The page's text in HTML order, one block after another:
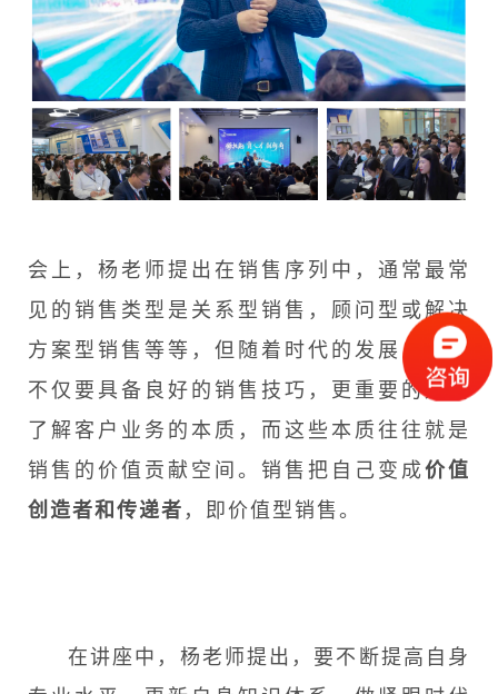
会上，杨老师提出在销售序列中，通常最常
见的销售类型是关系型销售，顾问型或解决
方案型销售等等，但随着时代的发展，销售
不仅要具备良好的销售技巧，更重要的是要
了解客户业务的本质，而这些本质往往就是
销售的价值贡献空间。 销售把自己变成价值
创造者和传递者 ，即价值型销售。
在讲座中，杨老师提出，要不断提高自身